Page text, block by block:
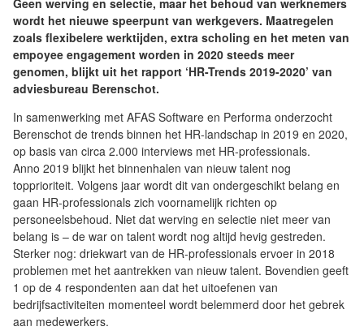
Geen werving en selectie, maar het behoud van werknemers
wordt het nieuwe speerpunt van werkgevers. Maatregelen
zoals flexibelere werktijden, extra scholing en het meten van
empoyee engagement worden in 2020 steeds meer
genomen, blijkt uit het rapport ‘HR-Trends 2019-2020’ van
adviesbureau Berenschot.
In samenwerking met AFAS Software en Performa onderzocht
Berenschot de trends binnen het HR-landschap in 2019 en 2020,
op basis van circa 2.000 interviews met HR-professionals.
Anno 2019 blijkt het binnenhalen van nieuw talent nog
topprioriteit. Volgens jaar wordt dit van ondergeschikt belang en
gaan HR-professionals zich voornamelijk richten op
personeelsbehoud. Niet dat werving en selectie niet meer van
belang is – de war on talent wordt nog altijd hevig gestreden.
Sterker nog: driekwart van de HR-professionals ervoer in 2018
problemen met het aantrekken van nieuw talent. Bovendien geeft
1 op de 4 respondenten aan dat het uitoefenen van
bedrijfsactiviteiten momenteel wordt belemmerd door het gebrek
aan medewerkers.